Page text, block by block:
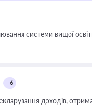
системи вищої освіти,
+6
доходів,